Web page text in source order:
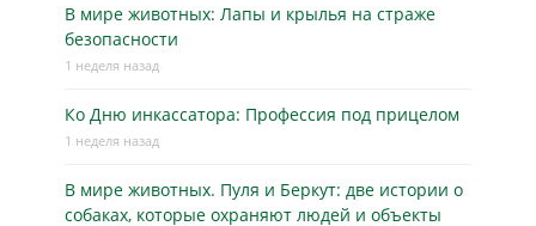
В мире животных: Лапы и крылья на страже
безопасности
1 неделя назад
Ко Дню инкассатора: Профессия под прицелом
1 неделя назад
В мире животных. Пуля и Беркут: две истории о
собаках, которые охраняют людей и объекты